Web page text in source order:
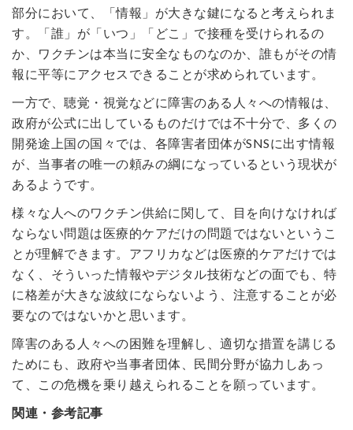
部分において、「情報」が大きな鍵になると考えられま
す。「誰」が「いつ」「どこ」で接種を受けられるの
か、ワクチンは本当に安全なものなのか、誰もがその情
報に平等にアクセスできることが求められています。
一方で、聴覚・視覚などに障害のある人々への情報は、
政府が公式に出しているものだけでは不十分で、多くの
開発途上国の国々では、各障害者団体がSNSに出す情報
が、当事者の唯一の頼みの綱になっているという現状が
あるようです。
様々な人へのワクチン供給に関して、目を向けなければ
ならない問題は医療的ケアだけの問題ではないというこ
とが理解できます。アフリカなどは医療的ケアだけでは
なく、そういった情報やデジタル技術などの面でも、特
に格差が大きな波紋にならないよう、注意することが必
要なのではないかと思います。
障害のある人々への困難を理解し、適切な措置を講じる
ためにも、政府や当事者団体、民間分野が協力しあっ
て、この危機を乗り越えられることを願っています。
関連・参考記事